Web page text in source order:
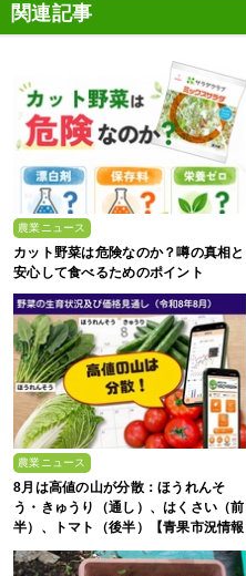
関連記事
農業ニュース
カット野菜は危険なのか？噂の真相と
安心して食べるためのポイント
農業ニュース
8月は高値の山が分散：ほうれんそ
う・きゅうり（通し）、はくさい（前
半）、トマト（後半）【青果市況情報